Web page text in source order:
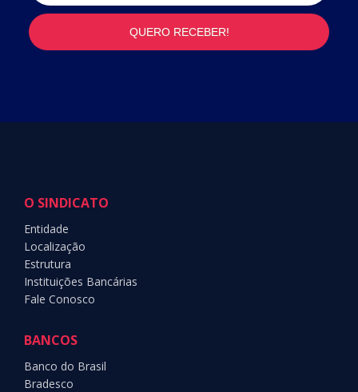
O SINDICATO
Entidade
Localização
Estrutura
Instituições Bancárias
Fale Conosco
BANCOS
Banco do Brasil
Bradesco